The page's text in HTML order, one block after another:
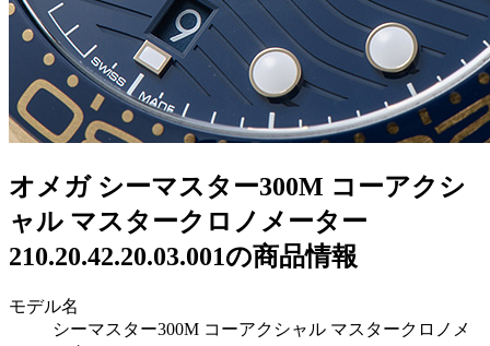
オメガ シーマスター300M コーアクシ
ャル マスタークロノメーター
210.20.42.20.03.001の商品情報
モデル名
シーマスター300M コーアクシャル マスタークロノメ